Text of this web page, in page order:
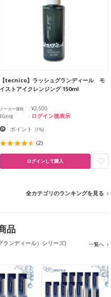
【tecnico】ラッシュグランディール モ
イストアイクレンジング 150ml
メーカー価格 ¥2,500
EG卸価 ログイン後表示
ポイント :(1%)
(2)
ログインして購入
全カテゴリのランキングを見る
品
ンディール）シリーズ) 一覧へ